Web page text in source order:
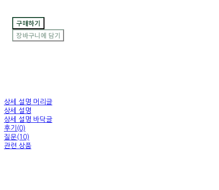
구매하기
장바구니에 담기
상세 설명 머리글
상세 설명
상세 설명 바닥글
후기(0)
질문(10)
관련 상품